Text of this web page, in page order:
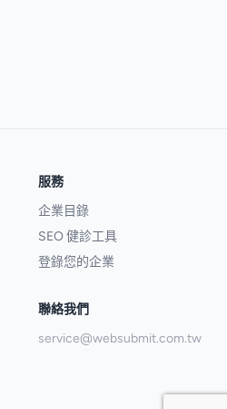
服務
企業目錄
SEO 健診工具
登錄您的企業
聯絡我們
service@websubmit.com.tw